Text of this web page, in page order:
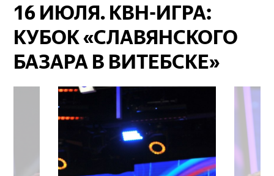
16 ИЮЛЯ. КВН-ИГРА:
КУБОК «СЛАВЯНСКОГО
БАЗАРА В ВИТЕБСКЕ»